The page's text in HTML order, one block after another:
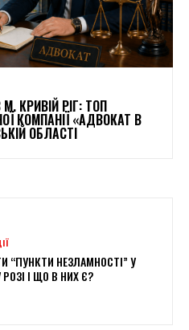
КРИВІЙ РІГ: ТОП
КОМПАНІЇ «АДВОКАТ В
ОБЛАСТІ
“ПУНКТИ НЕЗЛАМНОСТІ” У
І ЩО В НИХ Є?